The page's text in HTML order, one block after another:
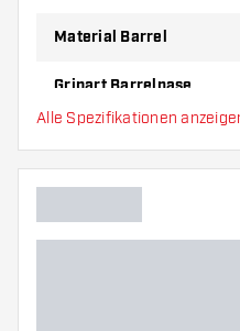
Material Barrel
Gripart Barrelnase
Barrelfarbe
Alle Spezifikationen